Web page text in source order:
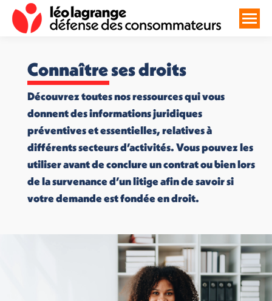
Connaître ses droits
Découvrez toutes nos ressources qui vous
donnent des informations juridiques
préventives et essentielles, relatives à
différents secteurs d’activités. Vous pouvez les
utiliser avant de conclure un contrat ou bien lors
de la survenance d’un litige afin de savoir si
votre demande est fondée en droit.